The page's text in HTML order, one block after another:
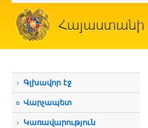
Գլխավոր էջ
Վարչապետ
Կառավարություն